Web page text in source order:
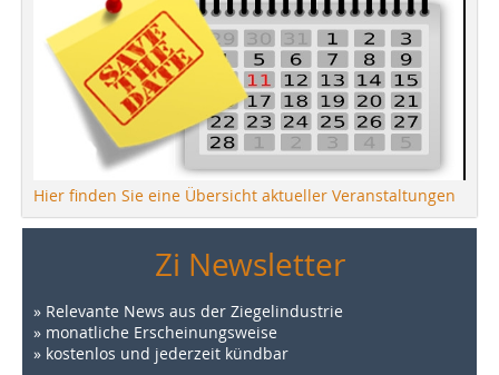
Hier finden Sie eine Übersicht aktueller Veranstaltungen
Zi Newsletter
» Relevante News aus der Ziegelindustrie
» monatliche Erscheinungsweise
» kostenlos und jederzeit kündbar